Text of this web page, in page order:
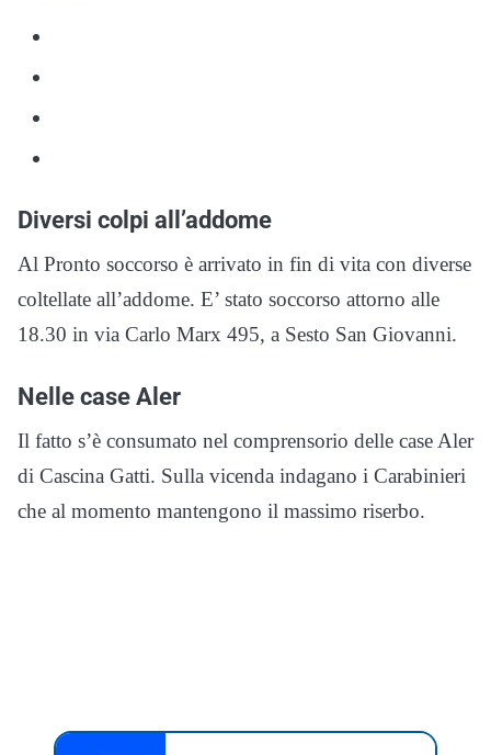
Diversi colpi all’addome
Al Pronto soccorso è arrivato in fin di vita con diverse
coltellate all’addome. E’ stato soccorso attorno alle
18.30 in via Carlo Marx 495, a Sesto San Giovanni.
Nelle case Aler
Il fatto s’è consumato nel comprensorio delle case Aler
di Cascina Gatti. Sulla vicenda indagano i Carabinieri
che al momento mantengono il massimo riserbo.